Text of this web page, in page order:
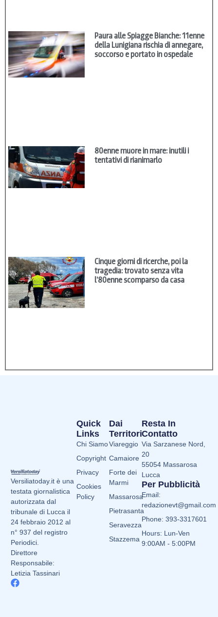
Paura alle Spiagge Bianche: 11enne
della Lunigiana rischia di annegare,
soccorso e portato in ospedale
80enne muore in mare: inutili i
tentativi di rianimarlo
Cinque giorni di ricerche, poi la
tragedia: trovato senza vita
l’80enne scomparso da casa
Versiliatoday.it è una
testata giornalistica
autorizzata dal
tribunale di Lucca il
24 febbraio 2012 al
n° 937 del registro
Periodici.
Direttore
Responsabile:
Letizia Tassinari
Dai
Territori
Viareggio
Camaiore
Forte dei
Marmi
Massarosa
Pietrasanta
Seravezza
Stazzema
Quick
Links
Chi Siamo
Copyright
Privacy
Cookies
Policy
Resta In
Contatto
Via Sarzanese Nord,
20
55054 Massarosa
Lucca
Per Pubblicità
Email:
redazionevt@gmail.com
Phone: 393-3317601
Hours: Lun-Ven
9:00AM - 5:00PM